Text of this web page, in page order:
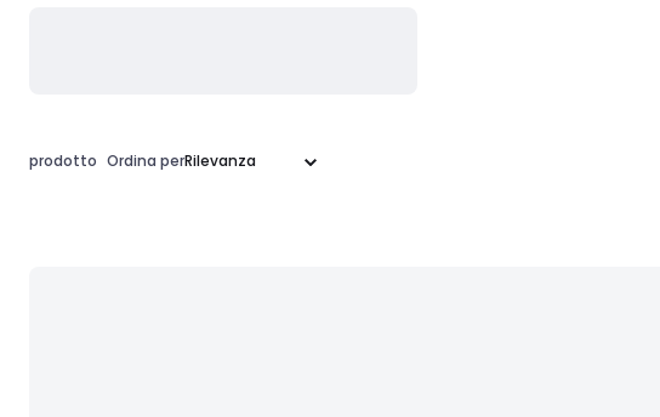
prodotto Ordina per